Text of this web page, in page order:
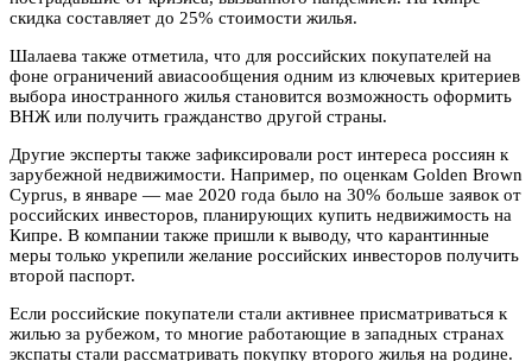
скидка составляет до 25% стоимости жилья.
Шалаева также отметила, что для российских покупателей на
фоне ограничений авиасообщения одним из ключевых критериев
выбора иностранного жилья становится возможность оформить
ВНЖ или получить гражданство другой страны.
Другие эксперты также зафиксировали рост интереса россиян к
зарубежной недвижимости. Например, по оценкам Golden Brown
Cyprus, в январе — мае 2020 года было на 30% больше заявок от
российских инвесторов, планирующих купить недвижимость на
Кипре. В компании также пришли к выводу, что карантинные
меры только укрепили желание российских инвесторов получить
второй паспорт.
Если российские покупатели стали активнее присматриваться к
жилью за рубежом, то многие работающие в западных странах
экспаты стали рассматривать покупку второго жилья на родине.